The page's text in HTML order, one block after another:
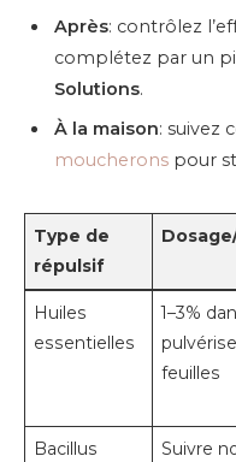
Après: contrôlez
complétez par un
Solutions.
À la maison: suivez
moucherons pour
Type de
répulsif
Huiles
essentielles
1–3%
feuilles
Bacillus
Suivre